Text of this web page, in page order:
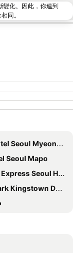
變化。因此，你連到
同。
Myeongdong
Seoul Mapo
Seoul Hongdae By Ihg
Dongdaemun
Myeongdong
Seoul Hongdae